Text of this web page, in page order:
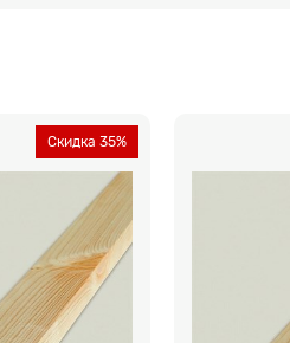
Скидка 35%